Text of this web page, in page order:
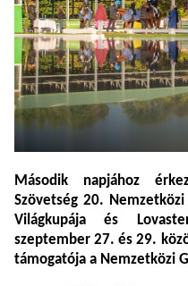
Második napjához
Szövetség 20.
Világkupája és
szeptember 27. és 29.
támogatója a Nemzetközi